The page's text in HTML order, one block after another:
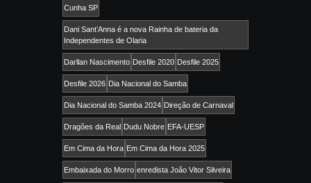
Cunha SP
Dani Sant’Anna é a nova Rainha de bateria da
Independentes de Olaria
Darllan Nascimento Desfile 2020 Desfile 2025
Desfile 2026 Dia Nacional do Samba
Dia Nacional do Samba 2024 Direção de Carnaval
Dragões da Real Dudu Nobre EFA-UESP
Em Cima da Hora Em Cima da Hora 2025
Embaixada do Morro enredista João Vitor Silveira